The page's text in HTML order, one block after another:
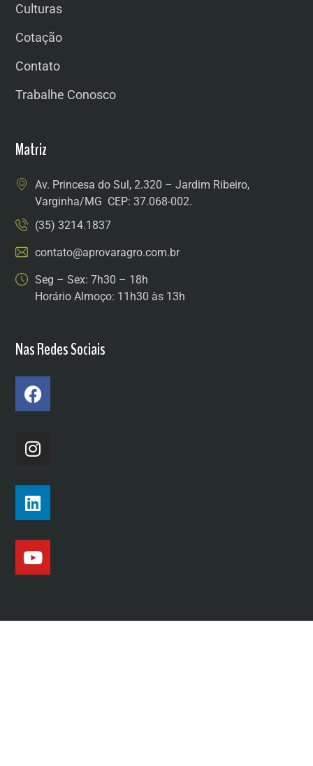
Culturas
Cotação
Contato
Trabalhe Conosco
Matriz
Av. Princesa do Sul, 2.320 – Jardim Ribeiro,
Varginha/MG CEP: 37.068-002.
(35) 3214.1837
contato@aprovaragro.com.br
Seg – Sex: 7h30 – 18h
Horário Almoço: 11h30 às 13h
Nas Redes Sociais